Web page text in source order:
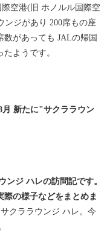
空港(旧 ホノルル国際空
ジがあり 200席もの座
数があっても JALの帰国
ようです。
月 新たに"サクララウン
ンジ ハレの訪問記です。
際の様子などをまとめま
クララウンジ ハレ。今